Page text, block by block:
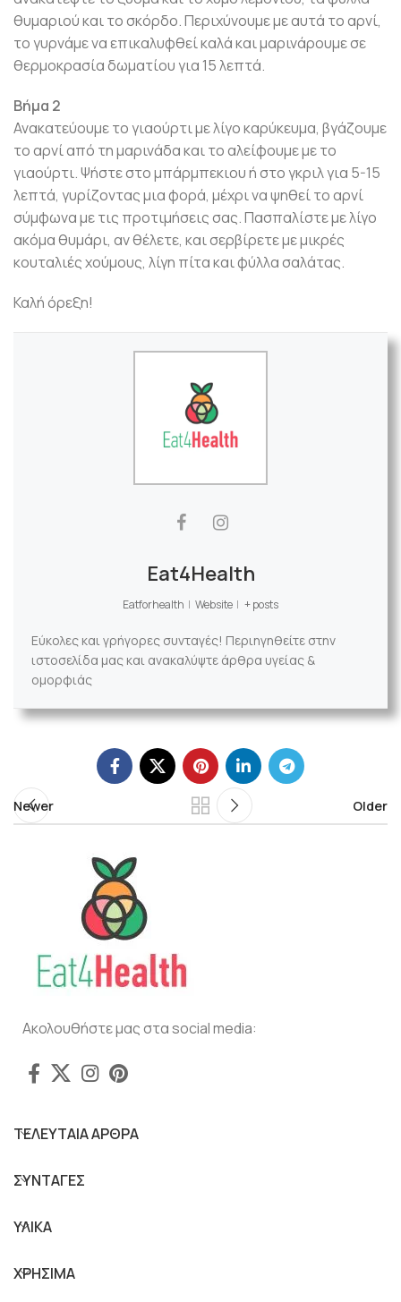
θυμαριού και το σκόρδο. Περιχύνουμε με αυτά το αρνί,
το γυρνάμε να επικαλυφθεί καλά και μαρινάρουμε σε
θερμοκρασία δωματίου για 15 λεπτά.
Βήμα 2
Ανακατεύουμε το γιαούρτι με λίγο καρύκευμα, βγάζουμε
το αρνί από τη μαρινάδα και το αλείφουμε με το
γιαούρτι. Ψήστε στο μπάρμπεκιου ή στο γκριλ για 5-15
λεπτά, γυρίζοντας μια φορά, μέχρι να ψηθεί το αρνί
σύμφωνα με τις προτιμήσεις σας. Πασπαλίστε με λίγο
ακόμα θυμάρι, αν θέλετε, και σερβίρετε με μικρές
κουταλιές χούμους, λίγη πίτα και φύλλα σαλάτας.
Καλή όρεξη!
Eat4Health
Eatforhealth | Website | + posts
Εύκολες και γρήγορες συνταγές! Περιηγηθείτε στην
ιστοσελίδα μας και ανακαλύψτε άρθρα υγείας &
ομορφιάς
Newer Older
Ακολουθήστε μας στα social media:
ΤΕΛΕΥΤΑΙΑ ΑΡΘΡΑ
ΣΥΝΤΑΓΕΣ
ΥΛΙΚΑ
ΧΡΗΣΙΜΑ